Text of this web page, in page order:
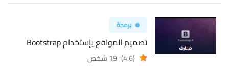
برمجة
تصميم المواقع بإستخدام Bootstrap
(4.6) 19 شخص